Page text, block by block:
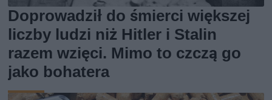
Doprowadził do śmierci większej
liczby ludzi niż Hitler i Stalin
razem wzięci. Mimo to czczą go
jako bohatera